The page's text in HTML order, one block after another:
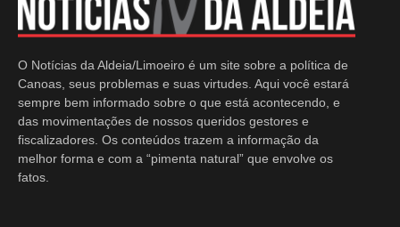
O Notícias da Aldeia/Limoeiro é um site sobre a política de
Canoas, seus problemas e suas virtudes. Aqui você estará
sempre bem informado sobre o que está acontecendo, e
das movimentações de nossos queridos gestores e
fiscalizadores. Os conteúdos trazem a informação da
melhor forma e com a “pimenta natural” que envolve os
fatos.